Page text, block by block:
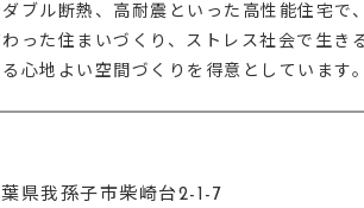
ブル断熱、高耐震といった高性能住宅で、
った住まいづくり、ストレス社会で生き
心地よい空間づくりを得意としています。
県我孫子市柴崎台2-1-7